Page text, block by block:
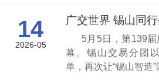
14
2026-05
5月5日，第139届
幕。锡山交易分团
单，再次让“锡山智造”